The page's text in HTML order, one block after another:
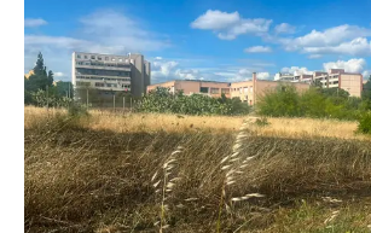
BANDI
SPORT IN SARDEGNA
SPORT
RISULTATI E CLASSIFICHE
CALCIO